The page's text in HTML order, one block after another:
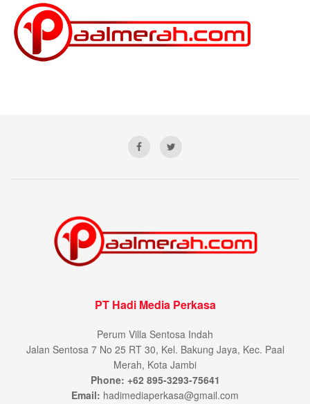
PT Hadi Media Perkasa
Perum Villa Sentosa Indah
Jalan Sentosa 7 No 25 RT 30, Kel. Bakung Jaya, Kec. Paal
Merah, Kota Jambi
Phone: +62 895-3293-75641
Email: hadimediaperkasa@gmail.com